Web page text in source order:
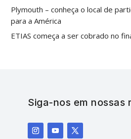
Plymouth – conheça o local de
para a América
ETIAS começa a ser cobrado no
Siga-nos em nossas